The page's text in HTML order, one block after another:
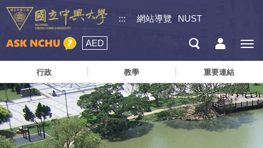
::: 網站導覽 NUST
AED
行政 教學 重要連結